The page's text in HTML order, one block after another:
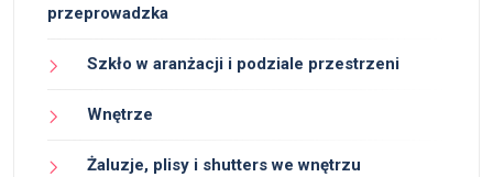
przeprowadzka
Szkło w aranżacji i podziale przestrzeni
Wnętrze
Żaluzje, plisy i shutters we wnętrzu